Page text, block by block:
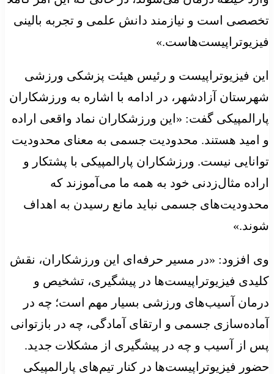
تخصصی است و نیازمند دانش علمی و تجربه بالینی
فیزیوتراپیست‌هاست.»
این فیزیوتراپیست و رئیس هیئت پزشکی ورزشی
شهرستان آزادشهر، در ادامه با اشاره به ورزشکاران
پارالمپیکی گفت: «این ورزشکاران نماد واقعی اراده
و امید هستند. محدودیت جسمی به معنای محدودیت
توانایی نیست. ورزشکاران پارالمپیکی با پشتکار و
اراده مثال‌زدنی خود به همه ما می‌آموزند که
محدودیت‌های جسمی نباید مانع رسیدن به اهداف
شوند.»
وی افزود: «در مسیر حرفه‌ای این ورزشکاران، نقش
کلیدی فیزیوتراپیست‌ها در پیشگیری، تشخیص و
درمان آسیب‌های ورزشی بسیار مهم است؛ چه در
آماده‌سازی جسمی و ارتقای آمادگی، چه در بازتوانی
پس از آسیب و چه در پیشگیری از مشکلات جدید.
حضور فیزیوتراپیست‌ها در کنار تیم‌های پارالمپیکی